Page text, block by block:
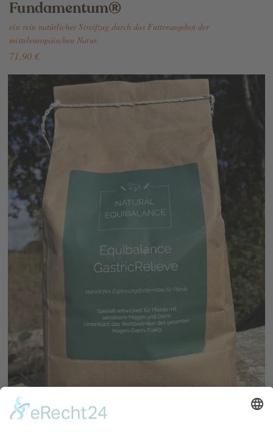
Fundamentum®
ein rein natürlicher Streifzug durch das Futterangebot der
mitteleuropäischen Natur.
71,90 €